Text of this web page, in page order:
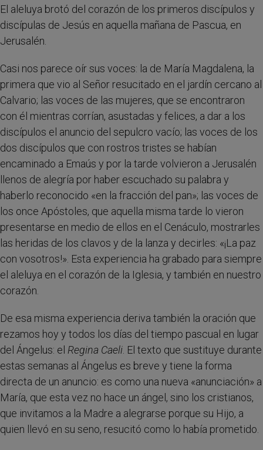
El aleluya brotó del corazón de los primeros discípulos y
discípulas de Jesús en aquella mañana de Pascua, en
Jerusalén.
Casi nos parece oír sus voces: la de María Magdalena, la
primera que vio al Señor resucitado en el jardín cercano al
Calvario; las voces de las mujeres, que se encontraron
con él mientras corrían, asustadas y felices, a dar a los
discípulos el anuncio del sepulcro vacío; las voces de los
dos discípulos que con rostros tristes se habían
encaminado a Emaús y por la tarde volvieron a Jerusalén
llenos de alegría por haber escuchado su palabra y
haberlo reconocido «en la fracción del pan»; las voces de
los once Apóstoles, que aquella misma tarde lo vieron
presentarse en medio de ellos en el Cenáculo, mostrarles
las heridas de los clavos y de la lanza y decirles: «¡La paz
con vosotros!». Esta experiencia ha grabado para siempre
el aleluya en el corazón de la Iglesia, y también en nuestro
corazón.
De esa misma experiencia deriva también la oración que
rezamos hoy y todos los días del tiempo pascual en lugar
del Ángelus: el Regina Caeli . El texto que sustituye durante
estas semanas al Ángelus es breve y tiene la forma
directa de un anuncio: es como una nueva «anunciación» a
María, que esta vez no hace un ángel, sino los cristianos,
que invitamos a la Madre a alegrarse porque su Hijo, a
quien llevó en su seno, resucitó como lo había prometido.